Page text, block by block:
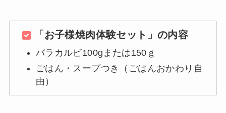
「お子様焼肉体験セット」の内容
バラカルビ100gまたは150ｇ
ごはん・スープつき（ごはんおかわり自
由）